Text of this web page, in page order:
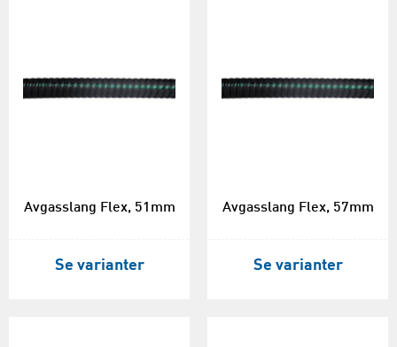
Avgasslang Flex, 51mm
Se varianter
Avgasslang Flex, 57mm
Se varianter